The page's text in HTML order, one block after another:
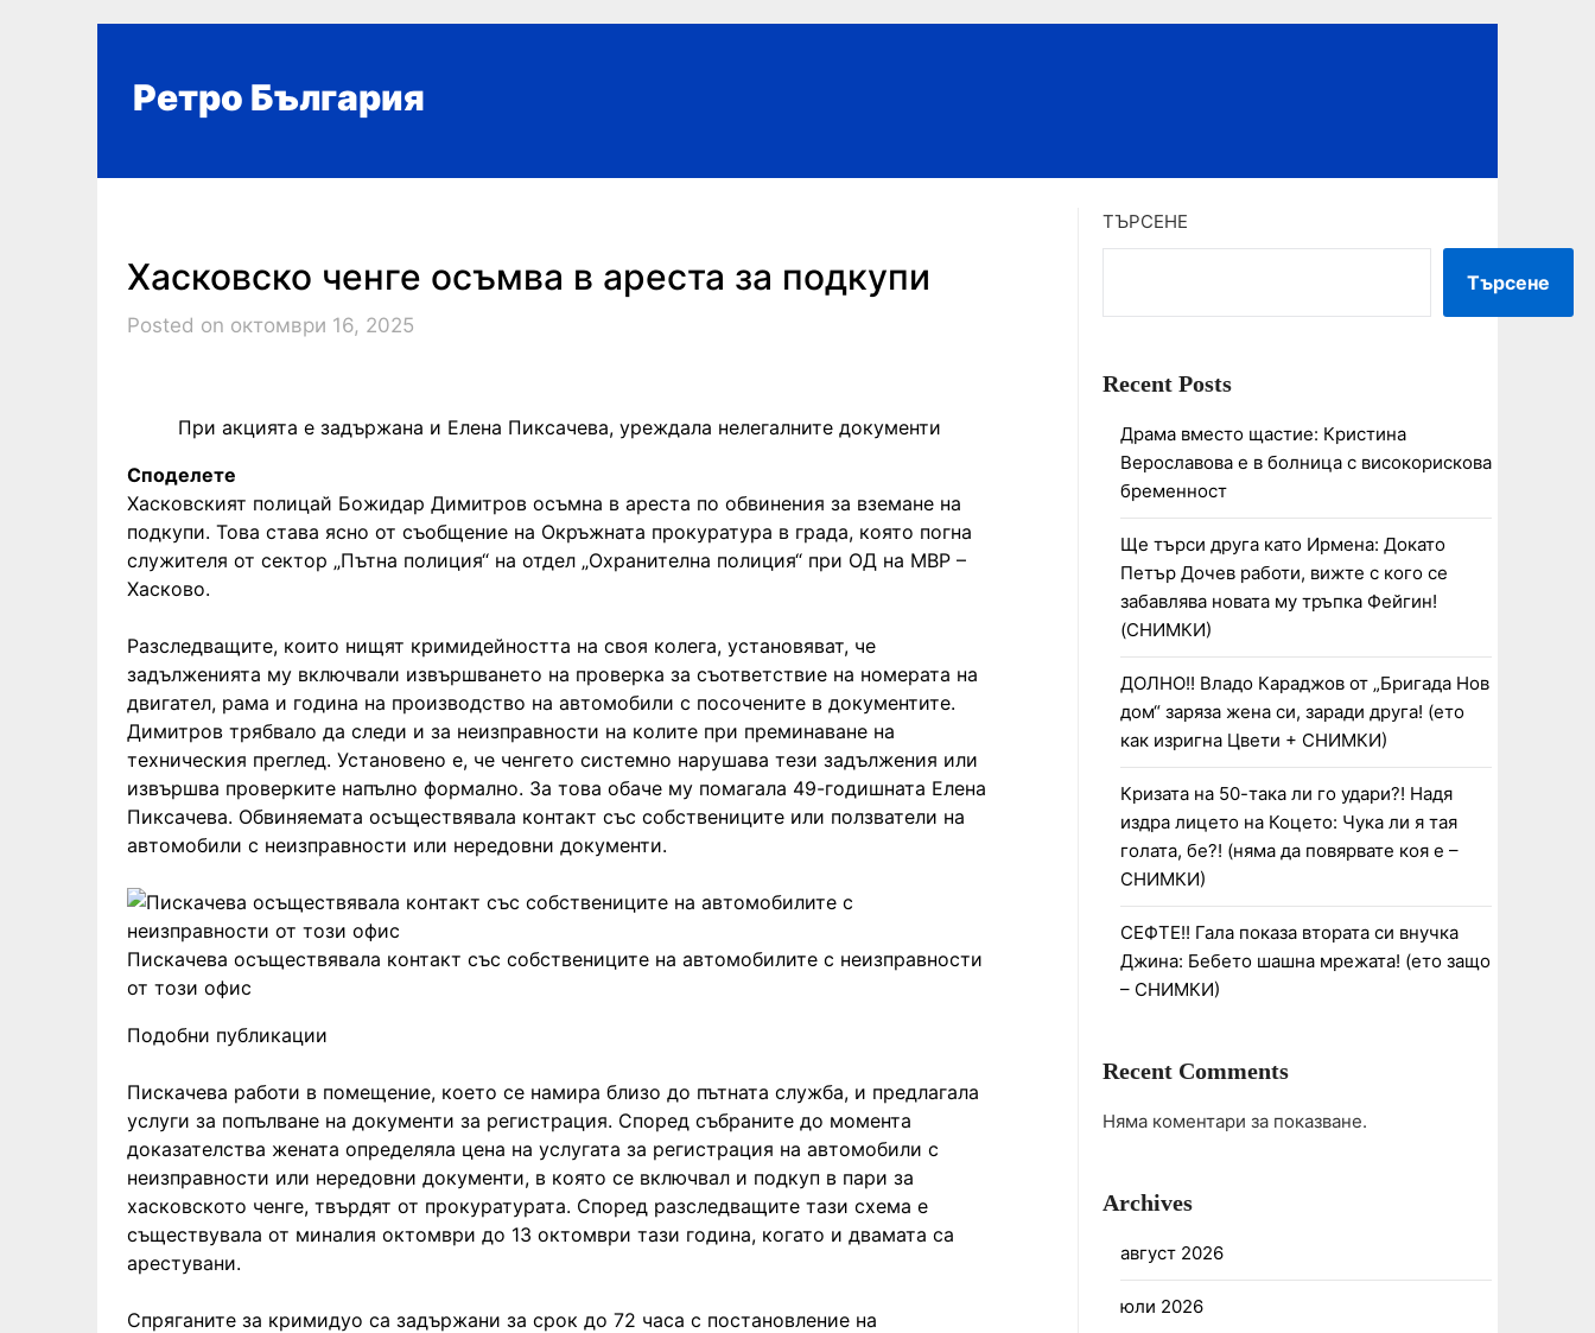
Ретро България
Хасковско ченге осъмва в ареста за подкупи
Posted on октомври 16, 2025
При акцията е задържана и Елена Пиксачева, уреждала нелегалните документи
Споделете
Хасковският полицай Божидар Димитров осъмна в ареста по обвинения за вземане на
подкупи. Това става ясно от съобщение на Окръжната прокуратура в града, която погна
служителя от сектор „Пътна полиция“ на отдел „Охранителна полиция“ при ОД на МВР –
Хасково.
Разследващите, които нищят кримидейността на своя колега, установяват, че
задълженията му включвали извършването на проверка за съответствие на номерата на
двигател, рама и година на производство на автомобили с посочените в документите.
Димитров трябвало да следи и за неизправности на колите при преминаване на
техническия преглед. Установено е, че ченгето системно нарушава тези задължения или
извършва проверките напълно формално. За това обаче му помагала 49-годишната Елена
Пиксачева. Обвиняемата осъществявала контакт със собствениците или ползватели на
автомобили с неизправности или нередовни документи.
Пискачева осъществявала контакт със собствениците на автомобилите с неизправности
от този офис
Подобни публикации
Пискачева работи в помещение, което се намира близо до пътната служба, и предлагала
услуги за попълване на документи за регистрация. Според събраните до момента
доказателства жената определяла цена на услугата за регистрация на автомобили с
неизправности или нередовни документи, в която се включвал и подкуп в пари за
хасковското ченге, твърдят от прокуратурата. Според разследващите тази схема е
съществувала от миналия октомври до 13 октомври тази година, когато и двамата са
арестувани.
Спряганите за кримидуо са задържани за срок до 72 часа с постановление на
ТЪРСЕНЕ
Търсене
Recent Posts
Драма вместо щастие: Кристина
Верославова е в болница с високорискова
бременност
Ще търси друга като Ирмена: Докато
Петър Дочев работи, вижте с кого се
забавлява новата му тръпка Фейгин!
(СНИМКИ)
ДОЛНО!! Владо Караджов от „Бригада Нов
дом“ заряза жена си, заради друга! (ето
как изригна Цвети + СНИМКИ)
Кризата на 50-така ли го удари?! Надя
издра лицето на Коцето: Чука ли я тая
голата, бе?! (няма да повярвате коя е –
СНИМКИ)
СЕФТЕ!! Гала показа втората си внучка
Джина: Бебето шашна мрежата! (ето защо
– СНИМКИ)
Recent Comments
Няма коментари за показване.
Archives
август 2026
юли 2026